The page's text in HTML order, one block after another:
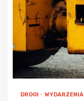
DROGI WYDARZENIA